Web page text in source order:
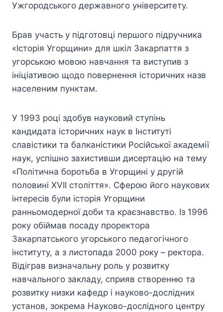
Ужгородського державного університету.
Брав участь у підготовці першого підручника
«Історія Угорщини» для шкіл Закарпаття з
угорською мовою навчання та виступив з
ініціативою щодо повернення історичних назв
населеним пунктам.
У 1993 році здобув науковий ступінь
кандидата історичних наук в Інституті
славістики та балканістики Російської академії
наук, успішно захистивши дисертацію на тему
«Політична боротьба в Угорщині у другій
половині XVII століття». Сферою його наукових
інтересів були історія Угорщини
ранньомодерної доби та краєзнавство. Із 1996
року обіймав посаду проректора
Закарпатського угорського педагогічного
інституту, а з листопада 2000 року – ректора.
Відіграв визначальну роль у розвитку
навчального закладу, сприяв створенню та
розвитку низки кафедр і науково-дослідних
установ, зокрема Науково-дослідного центру